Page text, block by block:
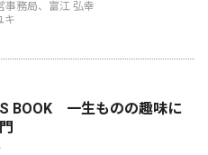
事務局、富江 弘幸
キ
BOOK 一生ものの趣味に